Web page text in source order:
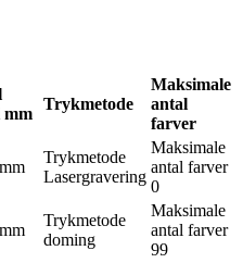
mm
Trykmetode
Maksimale
antal
farver
Trykmetode
Lasergravering
Maksimale
antal farver
0
Trykmetode
doming
Maksimale
antal farver
99